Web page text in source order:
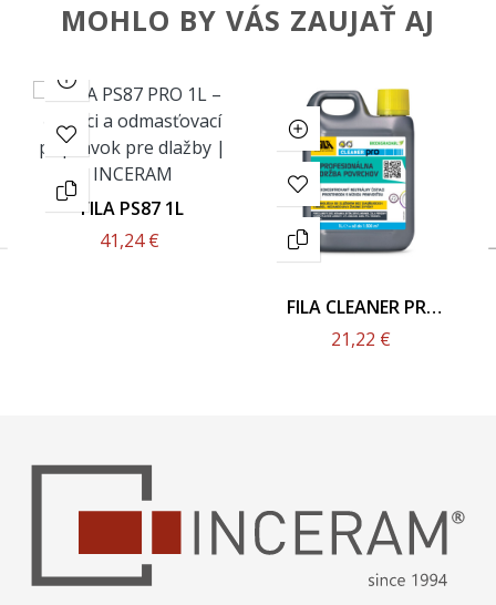
MOHLO BY VÁS ZAUJAŤ AJ
FILA PS87 1L
41,24 €
FILA CLEANER PRO
1L
21,22 €